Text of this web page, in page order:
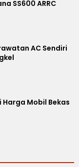
SS600 ARRC
AC Sendiri
Harga Mobil Bekas